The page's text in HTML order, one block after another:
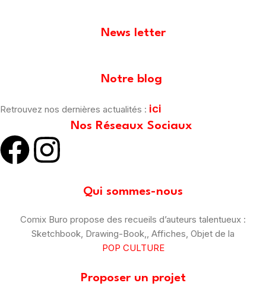
News letter
Notre blog
Retrouvez nos dernières actualités : ici
Nos Réseaux Sociaux
Qui sommes-nous
Comix Buro propose des recueils d’auteurs talentueux :
Sketchbook, Drawing-Book,, Affiches, Objet de la
POP CULTURE
Proposer un projet